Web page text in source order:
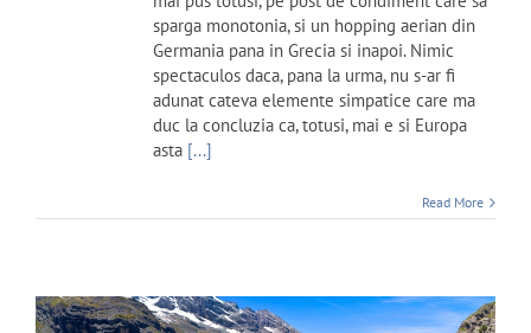
sparga monotonia, si un hopping aerian din
Germania pana in Grecia si inapoi. Nimic
spectaculos daca, pana la urma, nu s-ar fi
adunat cateva elemente simpatice care ma
duc la concluzia ca, totusi, mai e si Europa
asta [...]
Read More